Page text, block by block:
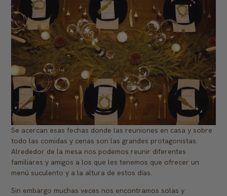
Se acercan esas fechas donde las reuniones en casa y sobre
todo las comidas y cenas son las grandes protagonistas.
Alrededor de la mesa nos podemos reunir diferentes
familiares y amigos a los que les tenemos que ofrecer un
menú suculento y a la altura de estos días.
Sin embargo muchas veces nos encontramos solas y